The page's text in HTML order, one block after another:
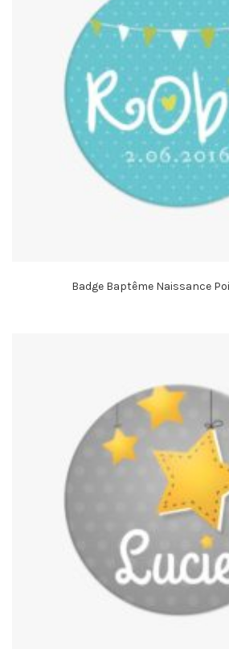
Badge Baptême Naissance